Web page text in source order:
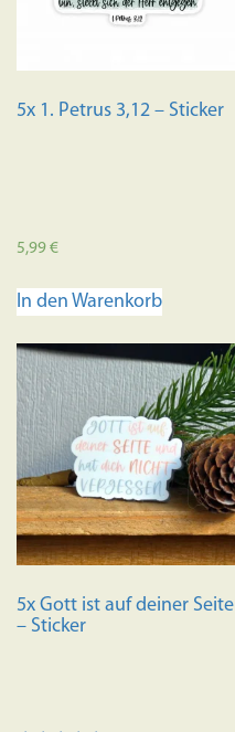
5x 1. Petrus 3,12 – Sticker
5,99€
In den Warenkorb
5x Gott ist auf deiner Seite
– Sticker